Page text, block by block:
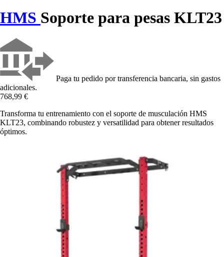
HMS Soporte para pesas KLT23
Paga tu pedido por transferencia bancaria, sin gastos
adicionales.
768,99 €
Transforma tu entrenamiento con el soporte de musculación HMS
KLT23, combinando robustez y versatilidad para obtener resultados
óptimos.